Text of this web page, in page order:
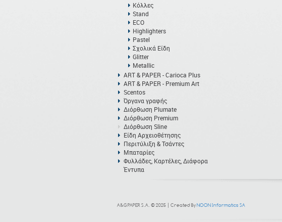
Κόλλες
Stand
ECO
Highlighters
Pastel
Σχολικά Είδη
Glitter
Metallic
ART & PAPER - Carioca Plus
ART & PAPER - Premium Art
Scentos
Όργανα γραφής
Διόρθωση Plumate
Διόρθωση Premium
Διόρθωση Sline
Είδη Αρχειοθέτησης
Περιτύλιξη & Τσάντες
Μπαταρίες
Φυλλάδες, Καρτέλες, Διάφορα
Έντυπα
A&G PAPER S.A. © 2025 | Created ByNOON Informatics SA